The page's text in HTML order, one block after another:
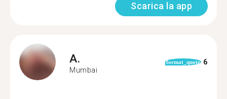
Scarica la app
A.
Mumbai
format_quote 6